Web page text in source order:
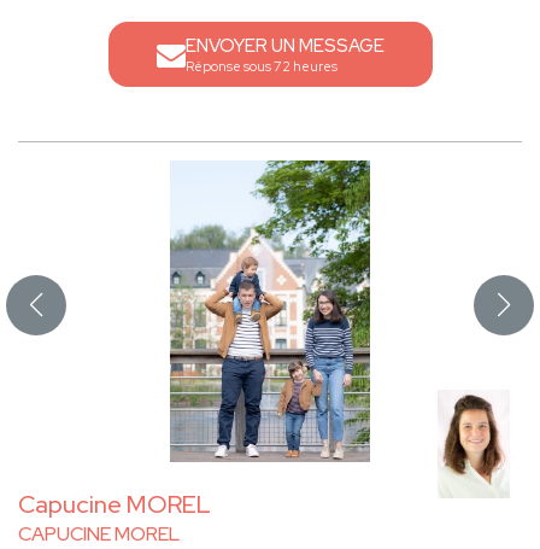
ENVOYER UN MESSAGE
Réponse sous 72 heures
Capucine MOREL
CAPUCINE MOREL